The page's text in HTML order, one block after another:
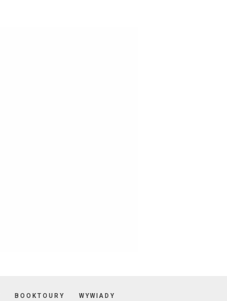
BOOKTOURY WYWIADY